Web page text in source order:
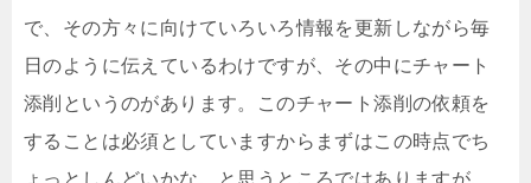
で、その方々に向けていろいろ情報を更新しながら毎
日のように伝えているわけですが、その中にチャート
添削というのがあります。このチャート添削の依頼を
することは必須としていますからまずはこの時点でち